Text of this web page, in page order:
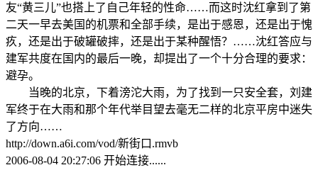
友“黄三儿”也搭上了自己年轻的性命……而这时沈红拿到了第
二天一早去美国的机票和全部手续，是出于感恩，还是出于愧
疚，还是出于破罐破摔，还是出于某种醒悟？……沈红答应与
建军共度在国内的最后一晚，却提出了一个十分合理的要求：
避孕。
当晚的北京，下着滂沱大雨，为了找到一只安全套，刘建
军终于在大雨和那个年代举目望去毫无二样的北京平房中迷失
了方向……
http://down.a6i.com/vod/新街口.rmvb
2006-08-04 20:27:06 开始连接......